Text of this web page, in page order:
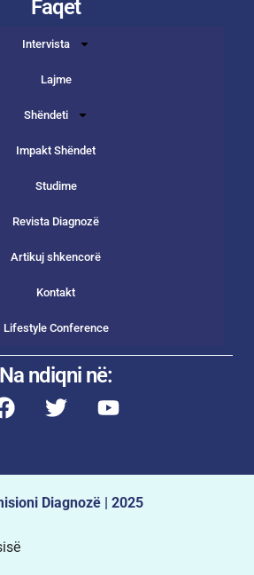
Faqet
Intervista
Lajme
Shëndeti
Impakt Shëndet
Studime
Revista Diagnozë
Artikuj shkencorë
Kontakt
Lifestyle Conference
Na ndiqni në:
Diagnozë | 2025